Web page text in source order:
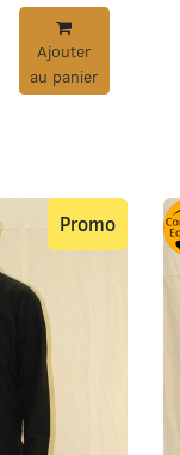
Ajouter
au panier
Promo